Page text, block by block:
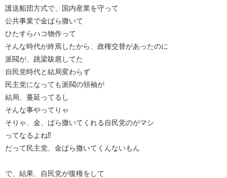
護送船団方式で、国内産業を守って
公共事業で金ばら撒いて
ひたすらハコ物作って
そんな時代が終焉したから、政権交替があったのに
派閥が、跳梁跋扈してた
自民党時代と結局変わらず
民主党になっても派閥の領袖が
結局、蔓延ってるし
そんな事やってりゃ
そりゃ、金、ばら撒いてくれる自民党のがマシ
ってなるよね⁉︎
だって民主党、金ばら撒いてくんないもん
で、結果、自民党が復権をして